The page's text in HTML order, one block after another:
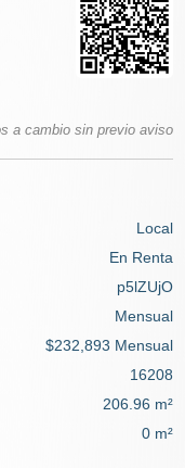
a cambio sin previo aviso
Local
En Renta
p5lZUjO
Mensual
$232,893 Mensual
16208
206.96 m²
0 m²